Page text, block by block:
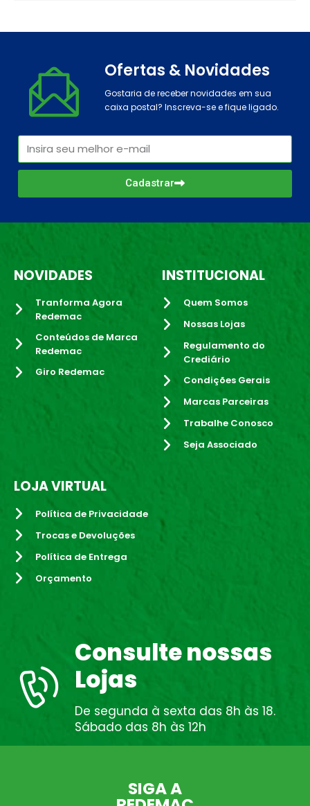
Ofertas & Novidades
Gostaria de receber novidades em sua
caixa postal? Inscreva-se e fique ligado.
Cadastrar
NOVIDADES
Tranforma Agora
Redemac
Conteúdos de Marca
Redemac
Giro Redemac
INSTITUCIONAL
Quem Somos
Nossas Lojas
Regulamento do
Crediário
Condições Gerais
Marcas Parceiras
Trabalhe Conosco
Seja Associado
LOJA VIRTUAL
Política de Privacidade
Trocas e Devoluções
Política de Entrega
Orçamento
Consulte nossas
Lojas
De segunda à sexta das 8h às 18.
Sábado das 8h às 12h
SIGA A